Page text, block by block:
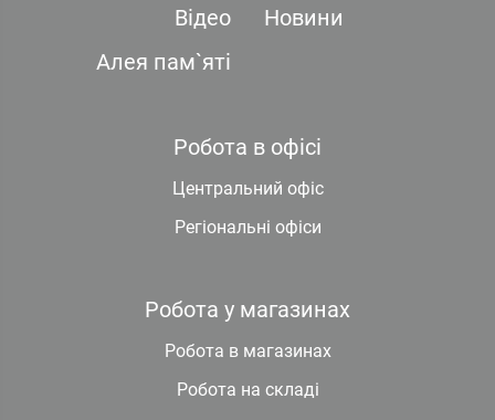
Відео
Новини
Алея пам`яті
Робота в офісі
Центральний офіс
Регіональні офіси
Робота у магазинах
Робота в магазинах
Робота на складі